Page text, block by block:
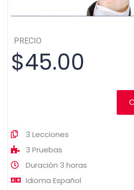
PRECIO
$45.00
3 Lecciones
3 Pruebas
Duración 3 horas
Idioma Español